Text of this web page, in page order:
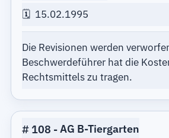
15.02.1995
Die Revisionen werden
Beschwerdeführer hat die
Rechtsmittels zu tragen.
108 AG B-Tiergarten